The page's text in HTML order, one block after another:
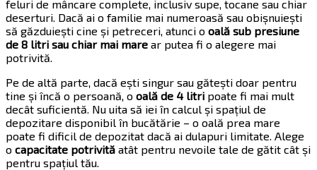
feluri de mâncare complete, inclusiv supe, tocane sau chiar
deserturi. Dacă ai o familie mai numeroasă sau obișnuiești
să găzduiești cine și petreceri, atunci o oală sub presiune
de 8 litri sau chiar mai mare ar putea fi o alegere mai
potrivită.
Pe de altă parte, dacă ești singur sau gătești doar pentru
tine și încă o persoană, o oală de 4 litri poate fi mai mult
decât suficientă. Nu uita să iei în calcul și spațiul de
depozitare disponibil în bucătărie – o oală prea mare
poate fi dificil de depozitat dacă ai dulapuri limitate. Alege
o capacitate potrivită atât pentru nevoile tale de gătit cât și
pentru spațiul tău.